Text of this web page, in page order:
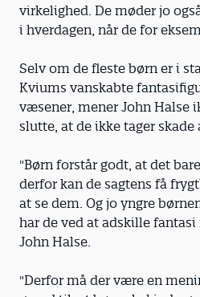
virkelighed. De møder jo
i hverdagen, når de for
Selv om de fleste børn er i
Kviums vanskabte
væsener, mener John Halse
slutte, at de ikke tager skade
"Børn forstår godt, at det
derfor kan de sagtens få
at se dem. Og jo yngre
har de ved at adskille
John Halse.
"Derfor må der være en